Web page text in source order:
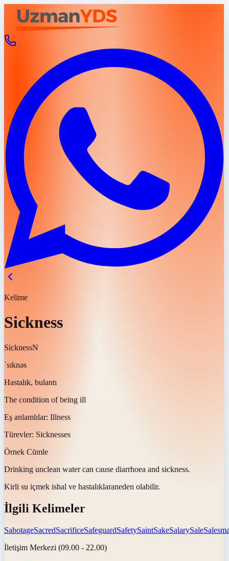
Kelime
Sickness
SicknessN
ˈsɪknəs
Hastalık, bulantı
The condition of being ill
Eş anlamlılar: Illness
Türevler: Sicknesses
Örnek Cümle
Drinking unclean water can cause diarrhoea and sickness.
Kirli su içmek ishal ve hastalıklaraneden olabilir.
İlgili Kelimeler
SabotageSacredSacrificeSafeguardSafetySaintSakeSalarySale
İletişim Merkezi (09.00 - 22.00)